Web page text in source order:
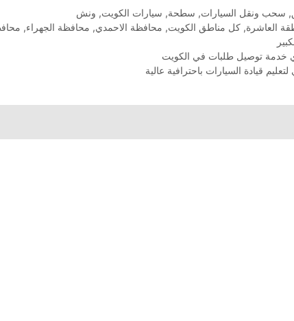
, سحب ونقل السيارات, سطحة, سيارات الكويت, ونش
العاشرة, كل مناطق الكويت, محافظة الاحمدي, محافظة الجهراء,
خدمة توصيل طلبات في الكويت
قيادة السيارات باحترافية عالية